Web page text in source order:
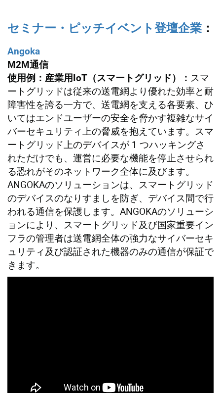
セミナー・ピッチイベント登壇企業 ：
Angoka
M2M通信
使用例：産業用IoT （スマートグリッド）： スマ
ートグリッドは従来の送電網より優れた効率と耐
障害性を誇る一方で、送電網を支える各要素、ひ
いてはエンドユーザーの安全を脅かす複雑なサイ
バーセキュリティ上の脅威を抱えています。スマ
ートグリッド上のデバイスが 1 つハッキングさ
れただけでも、運営に必要な機能を停止させられ
る恐れがそのネットワーク全体に及びます。
ANGOKAのソリューションは、スマートグリッド
のデバイスのなりすましを防ぎ、デバイス間で行
われる通信を保護します。ANGOKAのソリューシ
ョンにより、スマートグリッド及び国家重要イン
フラの管理者は送電網全体の強力なサイバーセキ
ュリティ及び認証された機器のみの通信が保証で
きます。